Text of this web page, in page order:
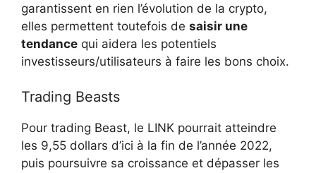
garantissent en rien l’évolution de la crypto,
elles permettent toutefois de saisir une
tendance qui aidera les potentiels
investisseurs/utilisateurs à faire les bons choix.
Trading Beasts
Pour trading Beast, le LINK pourrait atteindre
les 9,55 dollars d’ici à la fin de l’année 2022,
puis poursuivre sa croissance et dépasser les